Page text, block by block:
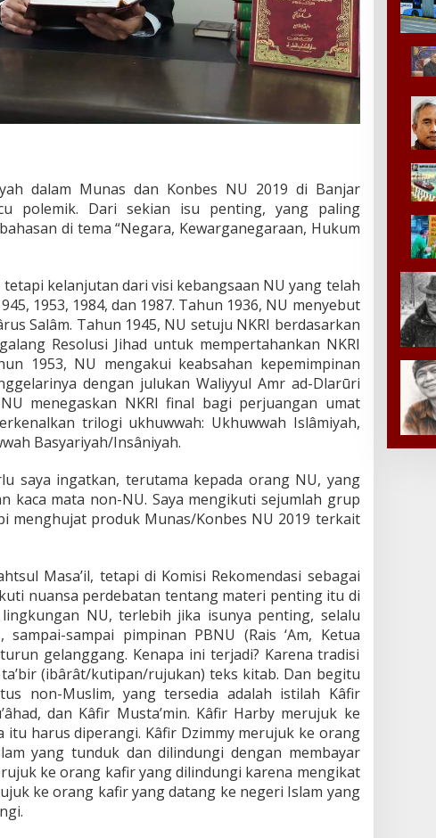
dalam Munas dan Konbes NU 2019 di Banjar
polemik. Dari sekian isu penting, yang paling
di tema “Negara, Kewarganegaraan, Hukum
kelanjutan dari visi kebangsaan NU yang telah
1953, 1984, dan 1987. Tahun 1936, NU menyebut
Salâm. Tahun 1945, NU setuju NKRI berdasarkan
Resolusi Jihad untuk mempertahankan NKRI
1953, NU mengakui keabsahan kepemimpinan
dengan julukan Waliyyul Amr ad-Dlarūri
menegaskan NKRI final bagi perjuangan umat
trilogi ukhuwwah: Ukhuwwah Islâmiyah,
Basyariyah/Insâniyah.
saya ingatkan, terutama kepada orang NU, yang
kaca mata non-NU. Saya mengikuti sejumlah grup
menghujat produk Munas/Konbes NU 2019 terkait
Masa’il, tetapi di Komisi Rekomendasi sebagai
nuansa perdebatan tentang materi penting itu di
NU, terlebih jika isunya penting, selalu
sampai pimpinan PBNU (Rais ‘Am, Ketua
gelanggang. Kenapa ini terjadi? Karena tradisi
ta’bir (ibârât/kutipan/rujukan) teks kitab. Dan begitu
non-Muslim, yang tersedia adalah istilah Kâfir
dan Kâfir Musta’min. Kâfir Harby merujuk ke
harus diperangi. Kâfir Dzimmy merujuk ke orang
yang tunduk dan dilindungi dengan membayar
ke orang kafir yang dilindungi karena mengikat
ke orang kafir yang datang ke negeri Islam yang